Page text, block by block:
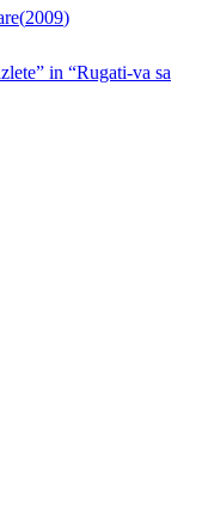
(2009)
in “Rugati-va sa